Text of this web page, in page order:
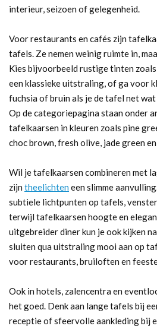
interieur, seizoen of gelegenheid.
Voor restaurants en cafés zijn
tafels. Ze nemen weinig ruimte in,
Kies bijvoorbeeld rustige tinten
een klassieke uitstraling, of ga voor
fuchsia of bruin als je de tafel net
Op de categoriepagina staan onder
tafelkaarsen in kleuren zoals pine
choc brown, fresh olive, jade green
Wil je tafelkaarsen combineren met
zijn theelichten een slimme
subtiele lichtpunten op tafels,
terwijl tafelkaarsen hoogte en
uitgebreider diner kun je ook kijken
sluiten qua uitstraling mooi aan op
voor restaurants, bruiloften en
Ook in hotels, zalencentra en
het goed. Denk aan lange tafels bij
receptie of sfeervolle aankleding bij